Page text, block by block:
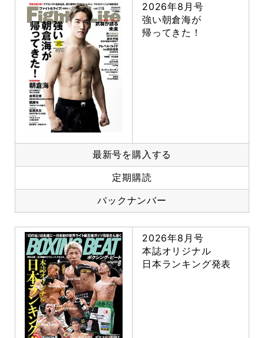
2026年8月号
強い朝倉海が
帰ってきた！
最新号を購入する
定期購読
バックナンバー
2026年8月号
本誌オリジナル
日本ランキング発表